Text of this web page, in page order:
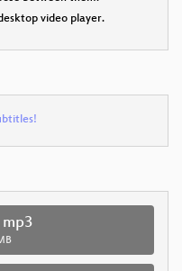
video player.